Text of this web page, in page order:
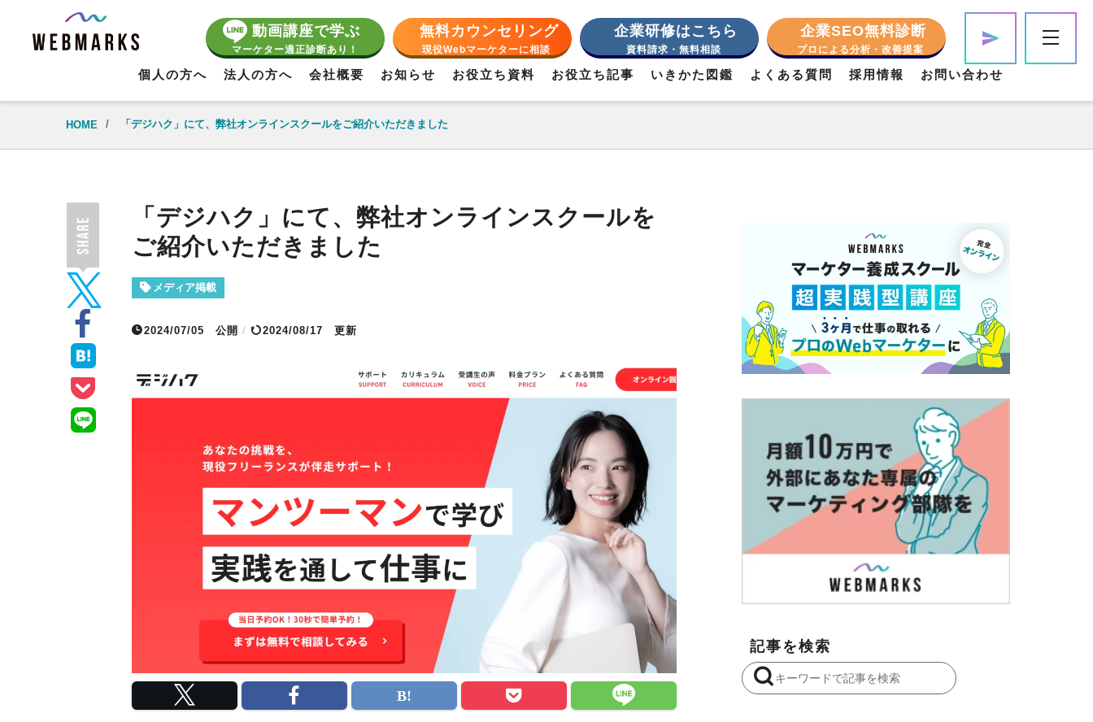
動画講座で学ぶ
マーケター適正診断あり！
無料カウンセリング
現役Webマーケターに相談
企業研修はこちら
資料請求・無料相談
企業SEO無料診断
プロによる分析・改善提案
個人の方へ 法人の方へ 会社概要 お知らせ お役立ち資料 お役立ち記事 いきかた図鑑 よくある質問 採用情報 お問い合わせ
HOME / 「デジハク」にて、弊社オンラインスクールをご紹介いただきました
「デジハク」にて、弊社オンラインスクールを
ご紹介いただきました
メディア掲載
2024/07/05 公開 / 2024/08/17 更新
記事を検索